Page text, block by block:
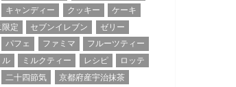
キャンディー クッキー
ケーキ
限定 セブンイレブン
ゼリー
パフェ ファミマ
フルーツティー
ル ミルクティー レシピ
ロッテ
二十四節気 京都府産宇治抹茶